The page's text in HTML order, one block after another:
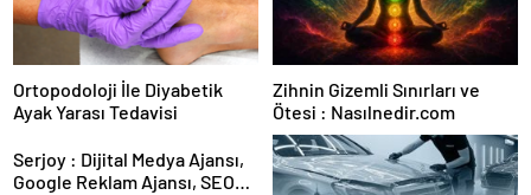
Ortopodoloji İle Diyabetik
Ayak Yarası Tedavisi
Zihnin Gizemli Sınırları ve
Ötesi : Nasılnedir.com
Serjoy : Dijital Medya Ajansı,
Google Reklam Ajansı, SEO